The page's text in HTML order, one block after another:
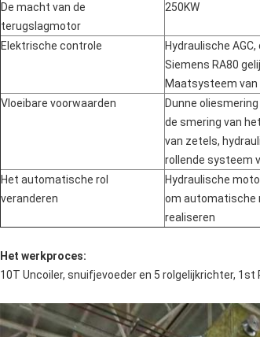
De macht van de
terugslagmotor
250KW
Elektrische controle
Hydraulische
Siemens RA80
Maatsysteem
Vloeibare voorwaarden
Dunne
de smering van
van zetels,
rollende systeem
Het automatische rol
veranderen
Hydraulische
om automatische
realiseren
Het werkproces:
10T Uncoiler, snuifjevoeder en 5 rolgelijkrichter, 1st